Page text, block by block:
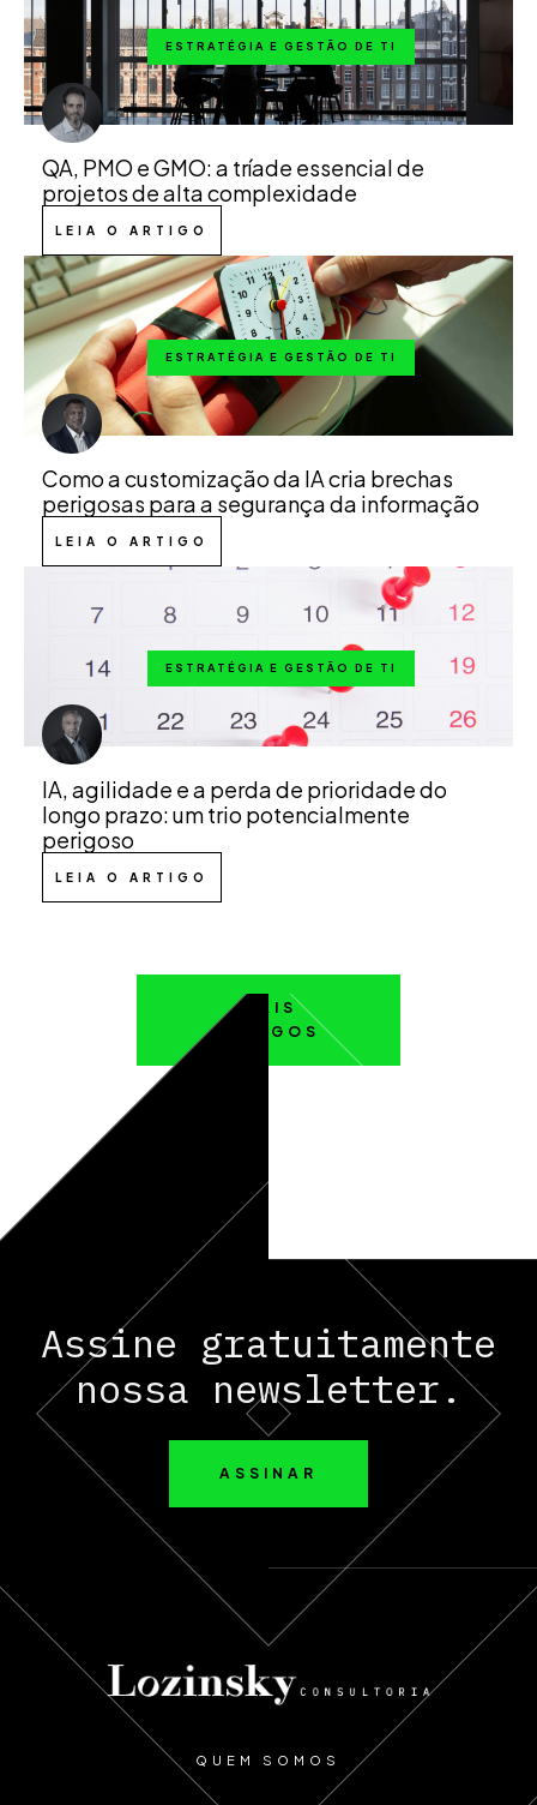
ESTRATÉGIA E GESTÃO DE TI
QA, PMO e GMO: a tríade essencial de
projetos de alta complexidade
LEIA O ARTIGO
ESTRATÉGIA E GESTÃO DE TI
Como a customização da IA cria brechas
perigosas para a segurança da informação
LEIA O ARTIGO
ESTRATÉGIA E GESTÃO DE TI
IA, agilidade e a perda de prioridade do
longo prazo: um trio potencialmente
perigoso
LEIA O ARTIGO
MAIS
ARTIGOS
Assine gratuitamente
nossa newsletter.
ASSINAR
QUEM SOMOS